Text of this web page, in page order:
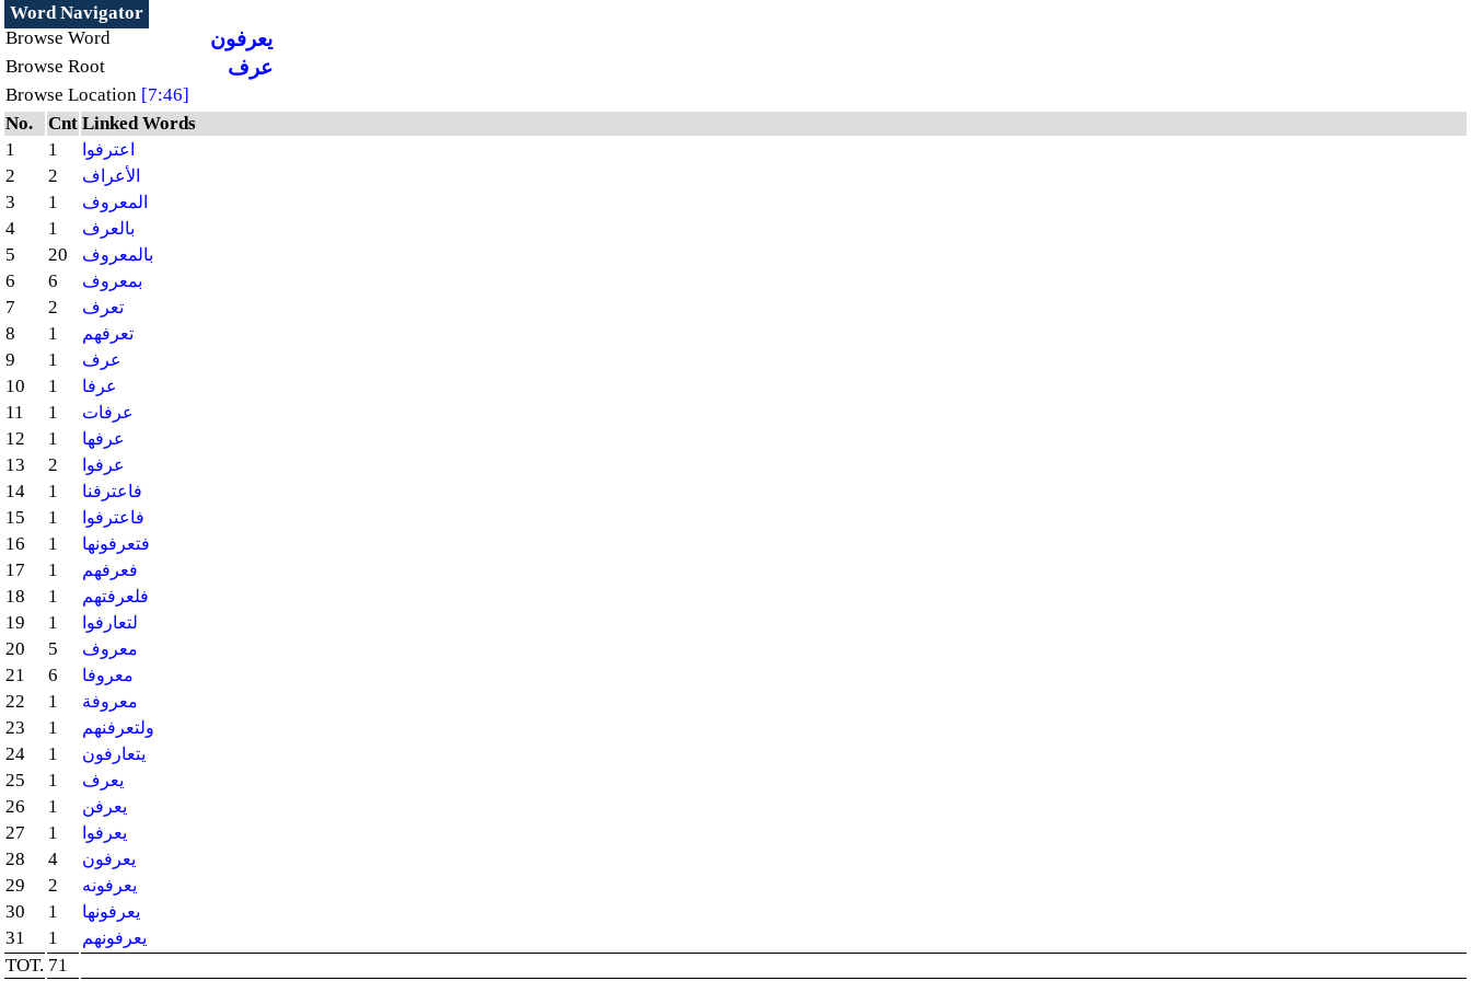
Word Navigator
Browse Word
يعرفون
Browse Root عرف
Browse Location [7:46]
No.
Cnt Linked Words
1
1 اعترفوا
2 2 الأعراف
3 1 المعروف
4 1 بالعرف
5 20 بالمعروف
6 6 بمعروف
7 2 تعرف
8 1 تعرفهم
9 1 عرف
10 1 عرفا
11 1 عرفات
12 1 عرفها
13 2 عرفوا
14 1 فاعترفنا
15 1 فاعترفوا
16 1 فتعرفونها
17 1 فعرفهم
18 1 فلعرفتهم
19 1 لتعارفوا
20 5 معروف
21 6 معروفا
22 1 معروفة
23 1 ولتعرفنهم
24 1 يتعارفون
25 1 يعرف
26 1 يعرفن
27 1 يعرفوا
28 4 يعرفون
29 2 يعرفونه
30 1 يعرفونها
31 1 يعرفونهم
TOT. 71